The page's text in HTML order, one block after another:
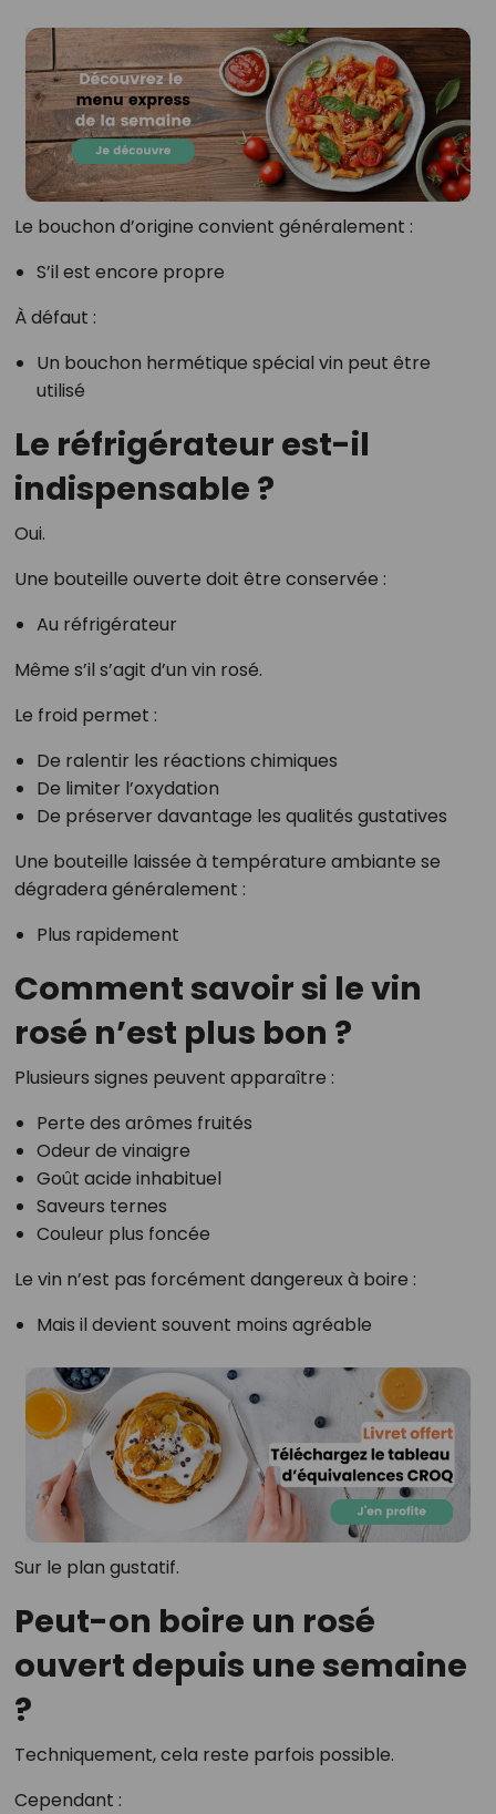
Le bouchon d’origine convient généralement :
S’il est encore propre
À défaut :
Un bouchon hermétique spécial vin peut être
utilisé
Le réfrigérateur est-il
indispensable ?
Oui.
Une bouteille ouverte doit être conservée :
Au réfrigérateur
Même s’il s’agit d’un vin rosé.
Le froid permet :
De ralentir les réactions chimiques
De limiter l’oxydation
De préserver davantage les qualités gustatives
Une bouteille laissée à température ambiante se
dégradera généralement :
Plus rapidement
Comment savoir si le vin
rosé n’est plus bon ?
Plusieurs signes peuvent apparaître :
Perte des arômes fruités
Odeur de vinaigre
Goût acide inhabituel
Saveurs ternes
Couleur plus foncée
Le vin n’est pas forcément dangereux à boire :
Mais il devient souvent moins agréable
Sur le plan gustatif.
Peut-on boire un rosé
ouvert depuis une semaine
?
Techniquement, cela reste parfois possible.
Cependant :